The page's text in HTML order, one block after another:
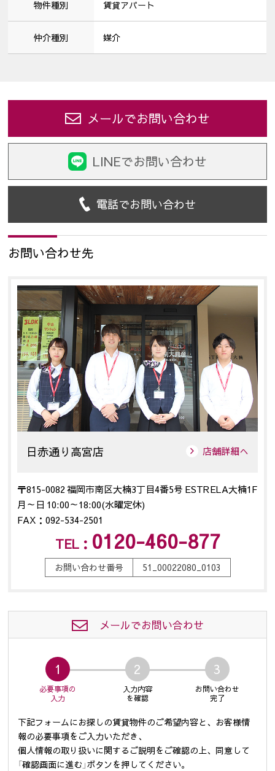
物件種別 賃貸アパート
仲介種別 媒介
メールでお問い合わせ
LINEでお問い合わせ
電話でお問い合わせ
お問い合わせ先
日赤通り高宮店 店舗詳細へ
〒815-0082 福岡市南区大楠3丁目4番5号 ESTRELA大楠1F
月～日 10:00～18:00(水曜定休)
FAX：092-534-2501
TEL： 0120-460-877
お問い合わせ番号 51_00022080_0103
メールでお問い合わせ
1
必要事項の
入力
2
入力内容
を確認
3
お問い合わせ
完了
下記フォームにお探しの賃貸物件のご希望内容と、お客様情
報の必要事項をご入力いただき、
個人情報の取り扱いに関するご説明をご確認の上、同意して
「確認画面に進む」ボタンを押してください。